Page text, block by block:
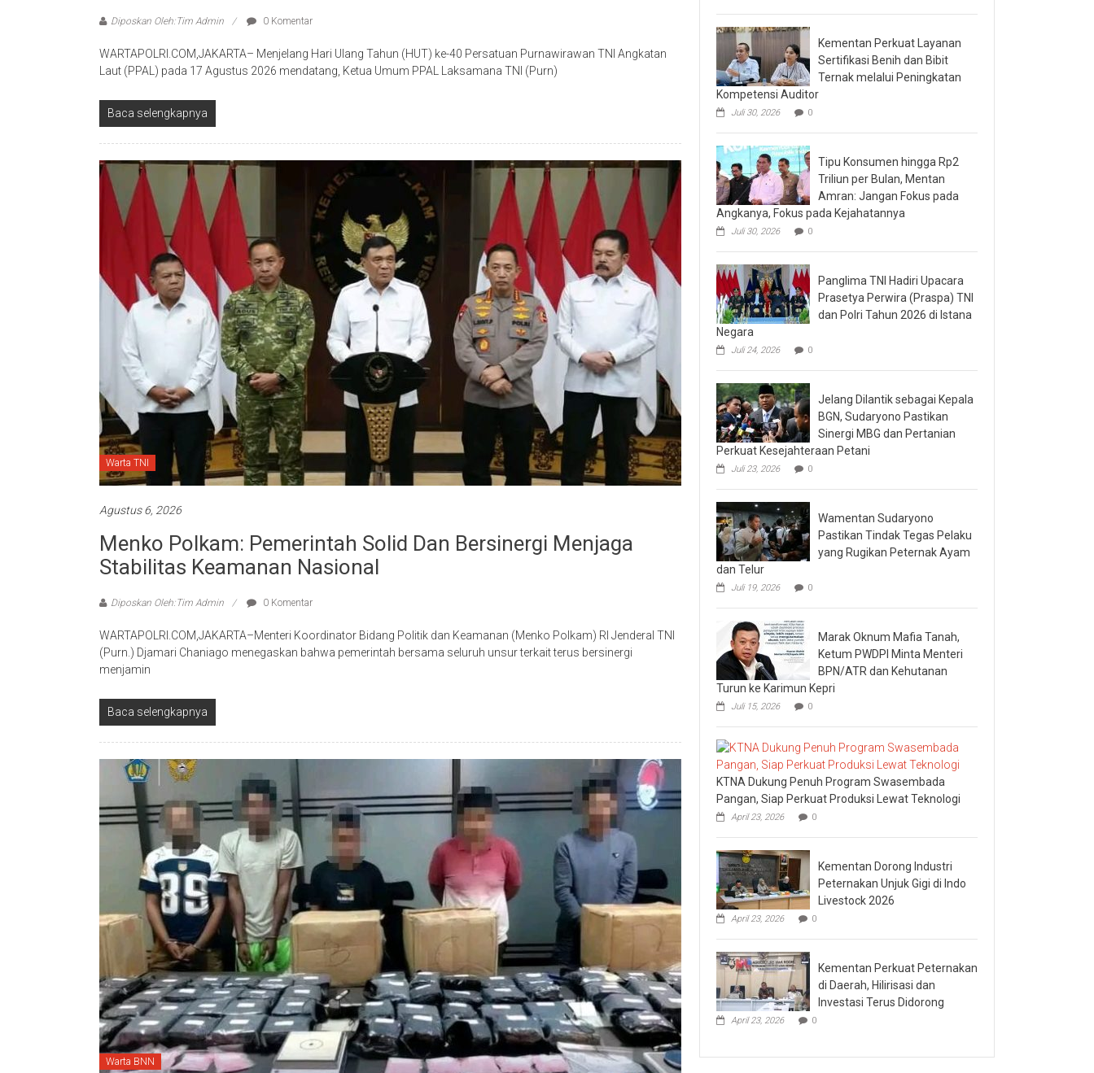
Diposkan Oleh:Tim Admin 0 Komentar
WARTAPOLRI.COM,JAKARTA– Menjelang Hari Ulang Tahun (HUT) ke-40 Persatuan Purnawirawan TNI Angkatan
Laut (PPAL) pada 17 Agustus 2026 mendatang, Ketua Umum PPAL Laksamana TNI (Purn)
Baca selengkapnya
Warta TNI
Agustus 6, 2026
Menko Polkam: Pemerintah Solid Dan Bersinergi Menjaga
Stabilitas Keamanan Nasional
Diposkan Oleh:Tim Admin 0 Komentar
WARTAPOLRI.COM,JAKARTA–Menteri Koordinator Bidang Politik dan Keamanan (Menko Polkam) RI Jenderal TNI
(Purn.) Djamari Chaniago menegaskan bahwa pemerintah bersama seluruh unsur terkait terus bersinergi
menjamin
Baca selengkapnya
Warta BNN
Kementan Perkuat Layanan
Sertifikasi Benih dan Bibit
Ternak melalui Peningkatan
Kompetensi Auditor
Juli 30, 2026 0
Tipu Konsumen hingga Rp2
Triliun per Bulan, Mentan
Amran: Jangan Fokus pada
Angkanya, Fokus pada Kejahatannya
Juli 30, 2026 0
Panglima TNI Hadiri Upacara
Prasetya Perwira (Praspa) TNI
dan Polri Tahun 2026 di Istana
Negara
Juli 24, 2026 0
Jelang Dilantik sebagai Kepala
BGN, Sudaryono Pastikan
Sinergi MBG dan Pertanian
Perkuat Kesejahteraan Petani
Juli 23, 2026 0
Wamentan Sudaryono
Pastikan Tindak Tegas Pelaku
yang Rugikan Peternak Ayam
dan Telur
Juli 19, 2026 0
Marak Oknum Mafia Tanah,
Ketum PWDPI Minta Menteri
BPN/ATR dan Kehutanan
Turun ke Karimun Kepri
Juli 15, 2026 0
KTNA Dukung Penuh Program Swasembada
Pangan, Siap Perkuat Produksi Lewat Teknologi
April 23, 2026 0
Kementan Dorong Industri
Peternakan Unjuk Gigi di Indo
Livestock 2026
April 23, 2026 0
Kementan Perkuat Peternakan
di Daerah, Hilirisasi dan
Investasi Terus Didorong
April 23, 2026 0